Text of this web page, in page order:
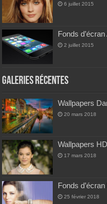
6 juillet 2015
Fonds
2 juillet 2015
Galeries Récentes
Wallpapers
20 mars 2018
Wallpapers
17 mars 2018
Fonds
25 février 2018